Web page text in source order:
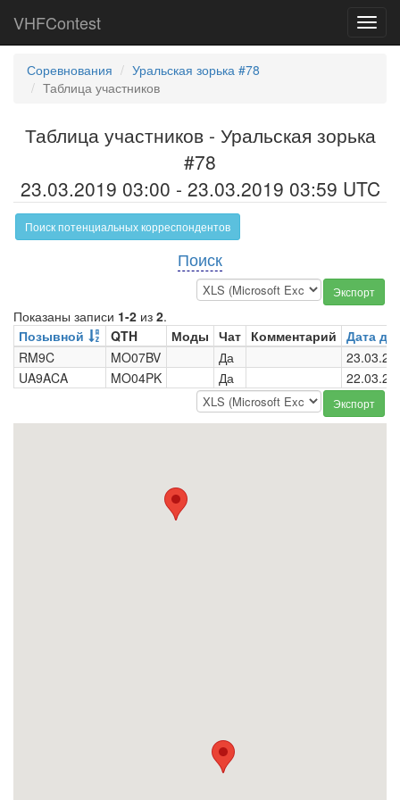
VHFContest
Соревнования
Уральская зорька #78
Таблица участников
Таблица участников - Уральская зорька
#78
23.03.2019 03:00 - 23.03.2019 03:59 UTC
Поиск потенциальных корреспондентов
Поиск
Экспорт
Показаны записи 1-2 из 2.
Позывной
QTH Моды Чат Комментарий Дата
RM9C
MO07BV Да
UA9ACA
MO04PK Да
Экспорт